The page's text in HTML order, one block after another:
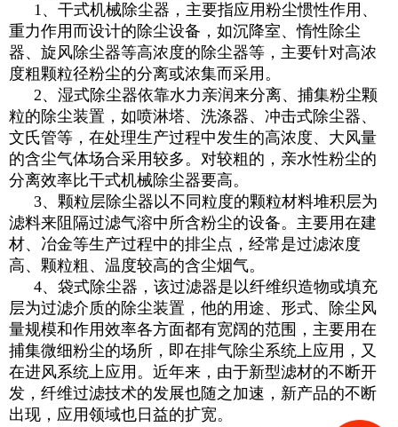
1、干式机械除尘器，主要指应用粉尘惯性作用、
重力作用而设计的除尘设备，如沉降室、惰性除尘
器、旋风除尘器等高浓度的除尘器等，主要针对高浓
度粗颗粒径粉尘的分离或浓集而采用。
2、湿式除尘器依靠水力亲润来分离、捕集粉尘颗
粒的除尘装置，如喷淋塔、洗涤器、冲击式除尘器、
文氏管等，在处理生产过程中发生的高浓度、大风量
的含尘气体场合采用较多。对较粗的，亲水性粉尘的
分离效率比干式机械除尘器要高。
3、颗粒层除尘器以不同粒度的颗粒材料堆积层为
滤料来阻隔过滤气溶中所含粉尘的设备。主要用在建
材、冶金等生产过程中的排尘点，经常是过滤浓度
高、颗粒粗、温度较高的含尘烟气。
4、 袋式除尘器 ，该过滤器是以纤维织造物或填充
层为过滤介质的除尘装置，他的用途、形式、除尘风
量规模和作用效率各方面都有宽阔的范围，主要用在
捕集微细粉尘的场所，即在排气除尘系统上应用，又
在进风系统上应用。近年来，由于新型滤材的不断开
发，纤维过滤技术的发展也随之加速，新产品的不断
出现，应用领域也日益的扩宽。